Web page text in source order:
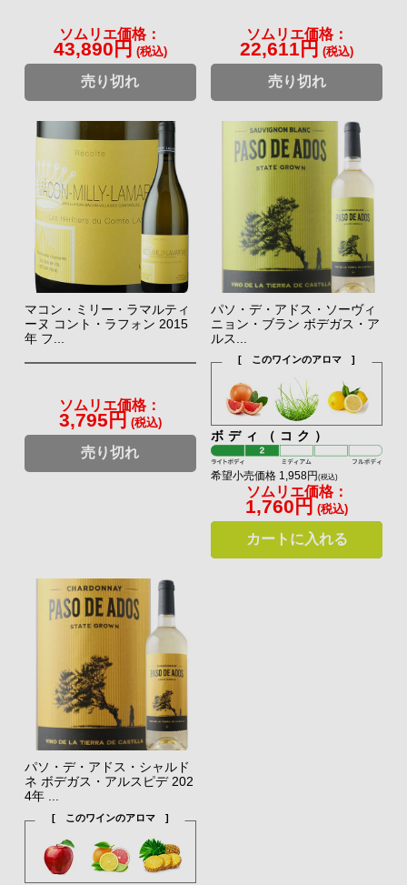
ソムリエ価格：
43,890円 (税込)
売り切れ
ソムリエ価格：
22,611円 (税込)
売り切れ
マコン・ミリー・ラマルティ
ーヌ コント・ラフォン 2015
年 フ...
ソムリエ価格：
3,795円 (税込)
売り切れ
パソ・デ・アドス・ソーヴィ
ニョン・ブラン ボデガス・ア
ルス...
[ このワインのアロマ ]
ボディ（コク）
希望小売価格 1,958円(税込)
ソムリエ価格：
1,760円 (税込)
カートに入れる
パソ・デ・アドス・シャルド
ネ ボデガス・アルスピデ 202
4年 ...
[ このワインのアロマ ]